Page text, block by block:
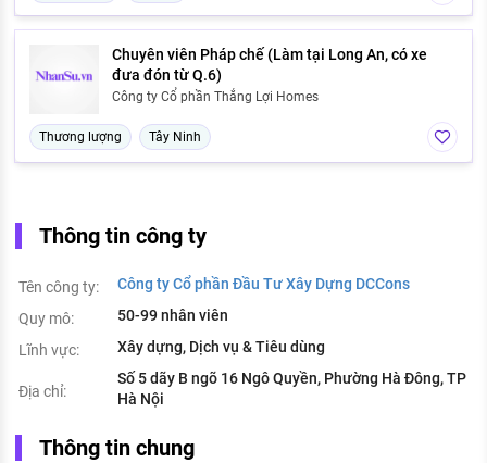
Chuyên viên Pháp chế (Làm tại Long An, có xe
đưa đón từ Q.6)
Công ty Cổ phần Thắng Lợi Homes
Thương lượng Tây Ninh
Thông tin công ty
Tên công ty:
Công ty Cổ phần Đầu Tư Xây Dựng DCCons
Quy mô:
50-99 nhân viên
Lĩnh vực:
Xây dựng, Dịch vụ & Tiêu dùng
Địa chỉ:
Số 5 dãy B ngõ 16 Ngô Quyền, Phường Hà Đông, TP
Hà Nội
Thông tin chung